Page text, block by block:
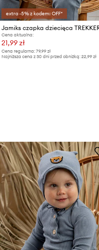
extra -5% z kodem: OFF*
Jamiks czapka dziecięca
Cena aktualna:
21,99 zł
Cena regularna:79,99 zł
Najniższa cena z 30 dni przed obniżką:22,99 zł